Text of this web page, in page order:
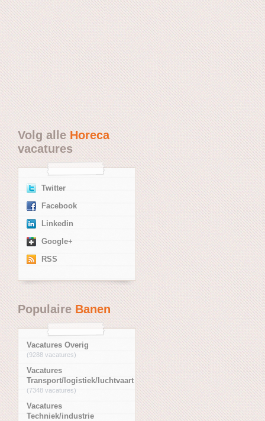
Volg alleHoreca
vacatures
Twitter
Facebook
Linkedin
Google+
RSS
PopulaireBanen
Vacatures Overig
(9288 vacatures)
Vacatures
Transport/logistiek/luchtvaart
(7348 vacatures)
Vacatures
Techniek/industrie